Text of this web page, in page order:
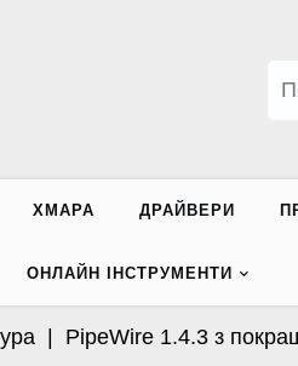
ХМАРА ДРАЙВЕРИ
ОНЛАЙН ІНСТРУМЕНТИ
1.4.3 з покращеною